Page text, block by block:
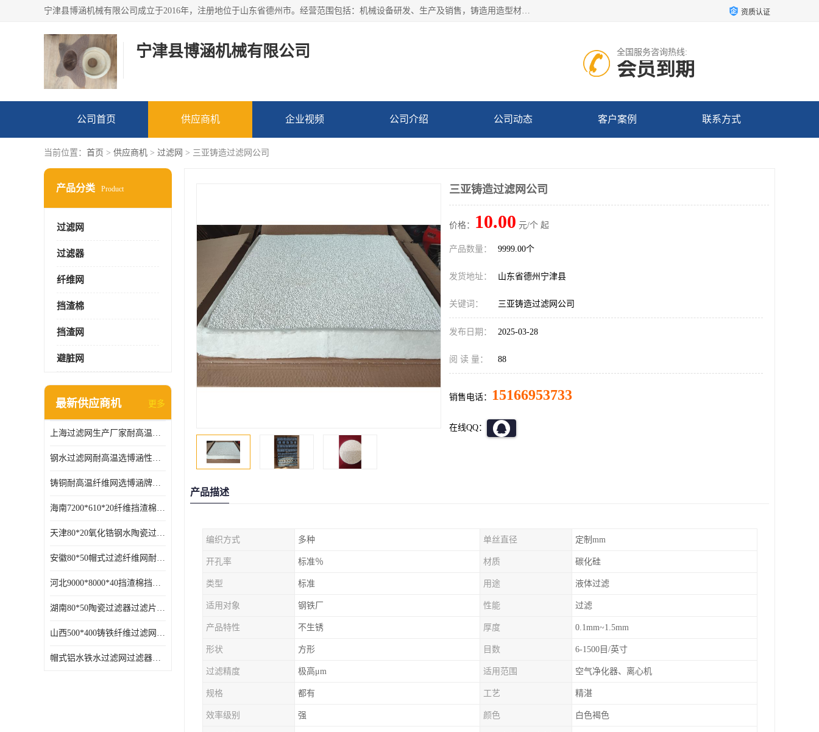
宁津县博涵机械有限公司成立于2016年，注册地位于山东省德州市。经营范围包括：机械设备研发、生产及销售，铸造用造型材料生产、销售，玻璃纤维及制品制造、销售，汽车零配件零售，机械零件、零部件加工，机械零件、零部件销售等；主要产品有：纤维过滤网,陶瓷过滤器,泡沫陶瓷过滤器,耐高温纤维过滤器,铸铁过滤器,铸铜过滤网,铸铝过滤网,铝轮毂过滤网,高效过滤网,高效陶瓷过滤网,高效纤维过滤网。 资质认证
宁津县博涵机械有限公司 全国服务咨询热线:
会员到期
公司首页 供应商机 企业视频 公司介绍 公司动态 客户案例 联系方式
当前位置： 首页 > 供应商机 > 过滤网 > 三亚铸造过滤网公司
产品分类 Product
过滤网
过滤器
纤维网
挡渣棉
挡渣网
避脏网
最新供应商机 更多
上海过滤网生产厂家耐高温可定制供应及时
钢水过滤网耐高温选博涵性能稳定价格合适
铸铜耐高温纤维网选博涵牌质量稳定
海南7200*610*20纤维挡渣棉耐高温
天津80*20氧化锆钢水陶瓷过滤器过滤效果明显
安徽80*50帽式过滤纤维网耐高温
河北9000*8000*40挡渣棉挡渣效果好耐高温
湖南80*50陶瓷过滤器过滤片过滤网效果好耐高温
山西500*400铸铁纤维过滤网方形网圆形网
帽式铝水铁水过滤网过滤器耐高温
三亚铸造过滤网公司
价格： 10.00 元/个 起
产品数量： 9999.00个
发货地址： 山东省德州宁津县
关键词： 三亚铸造过滤网公司
发布日期： 2025-03-28
阅 读 量： 88
销售电话： 15166953733
在线QQ：
产品描述
编织方式 多种 单丝直径 定制mm
开孔率 标准％ 材质 碳化硅
类型 标准 用途 液体过滤
适用对象 钢铁厂 性能 过滤
产品特性 不生锈 厚度 0.1mm~1.5mm
形状 方形 目数 6-1500目/英寸
过滤精度 极高μm 适用范围 空气净化器、离心机
规格 都有 工艺 精湛
效率级别 强 颜色 白色褐色